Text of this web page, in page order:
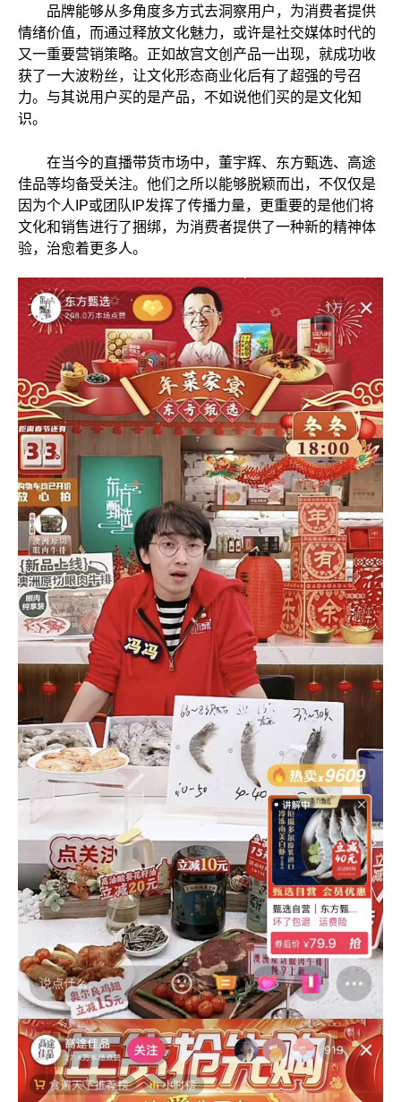
品牌能够从多角度多方式去洞察用户，为消费者提供
情绪价值，而通过释放文化魅力，或许是社交媒体时代的
又一重要营销策略。正如故宫文创产品一出现，就成功收
获了一大波粉丝，让文化形态商业化后有了超强的号召
力。与其说用户买的是产品，不如说他们买的是文化知
识。
在当今的直播带货市场中，董宇辉、东方甄选、高途
佳品等均备受关注。他们之所以能够脱颖而出，不仅仅是
因为个人IP或团队IP发挥了传播力量，更重要的是他们将
文化和销售进行了捆绑，为消费者提供了一种新的精神体
验，治愈着更多人。